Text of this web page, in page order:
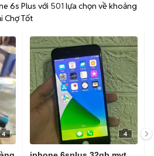
6s Plus với 501 lựa chọn về khoảng
Chợ Tốt
4 4